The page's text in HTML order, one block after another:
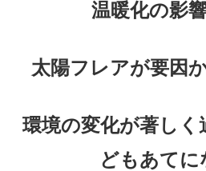
温暖化の影
太陽フレアが要因
環境の変化が著しく
どもあてに